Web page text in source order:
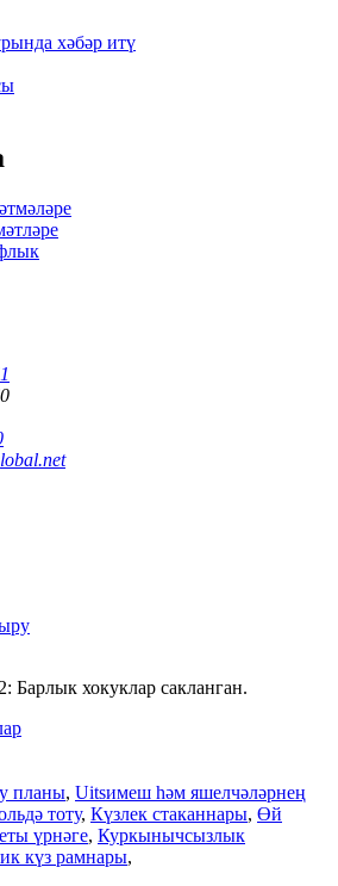
хәбәр итү
Барлык хокуклар сакланган.
планы, Uitsимеш һәм яшелчәләрнең
тоту, Күзлек стаканнары, Өй
үрнәге, Куркынычсызлык
күз рамнары,